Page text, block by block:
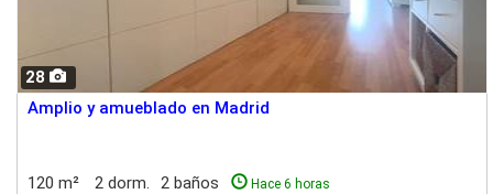
28
Amplio y amueblado en Madrid
120 m² 2 dorm. 2 baños Hace 6 horas